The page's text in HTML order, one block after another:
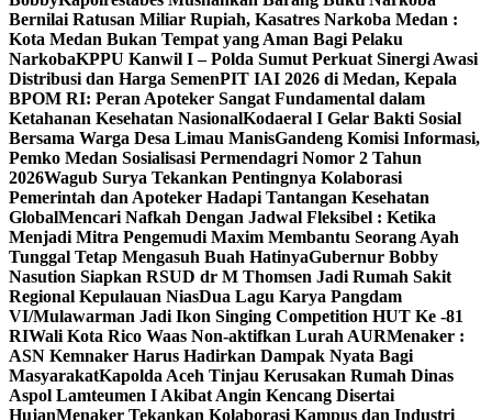
Bernilai Ratusan Miliar Rupiah, Kasatres Narkoba Medan :
Kota Medan Bukan Tempat yang Aman Bagi Pelaku
NarkobaKPPU Kanwil I – Polda Sumut Perkuat Sinergi Awasi
Distribusi dan Harga SemenPIT IAI 2026 di Medan, Kepala
BPOM RI: Peran Apoteker Sangat Fundamental dalam
Ketahanan Kesehatan NasionalKodaeral I Gelar Bakti Sosial
Bersama Warga Desa Limau ManisGandeng Komisi Informasi,
Pemko Medan Sosialisasi Permendagri Nomor 2 Tahun
2026Wagub Surya Tekankan Pentingnya Kolaborasi
Pemerintah dan Apoteker Hadapi Tantangan Kesehatan
GlobalMencari Nafkah Dengan Jadwal Fleksibel : Ketika
Menjadi Mitra Pengemudi Maxim Membantu Seorang Ayah
Tunggal Tetap Mengasuh Buah HatinyaGubernur Bobby
Nasution Siapkan RSUD dr M Thomsen Jadi Rumah Sakit
Regional Kepulauan NiasDua Lagu Karya Pangdam
VI/Mulawarman Jadi Ikon Singing Competition HUT Ke -81
RIWali Kota Rico Waas Non-aktifkan Lurah AURMenaker :
ASN Kemnaker Harus Hadirkan Dampak Nyata Bagi
MasyarakatKapolda Aceh Tinjau Kerusakan Rumah Dinas
Aspol Lamteumen I Akibat Angin Kencang Disertai
HujanMenaker Tekankan Kolaborasi Kampus dan Industri